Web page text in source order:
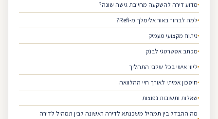
מדוע דירה להשקעה מחייבת גישה שונה?
למה לבחור באור אלימלך מ-Refi?
ניתוח מקצועי מעמיק
מכתב אסטרטגי לבנק
ליווי אישי בכל שלבי התהליך
חיסכון אמיתי לאורך חיי ההלוואה
שאלות ותשובות נפוצות
מה ההבדל בין תמהיל משכנתא לדירה ראשונה לבין תמהיל לדירה